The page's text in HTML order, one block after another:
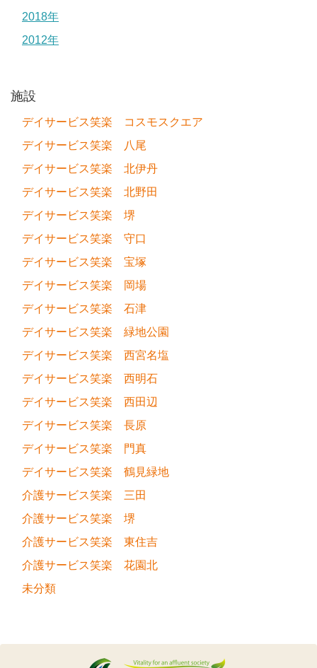
2018年
2012年
施設
デイサービス笑楽 コスモスクエア
デイサービス笑楽 八尾
デイサービス笑楽 北伊丹
デイサービス笑楽 北野田
デイサービス笑楽 堺
デイサービス笑楽 守口
デイサービス笑楽 宝塚
デイサービス笑楽 岡場
デイサービス笑楽 石津
デイサービス笑楽 緑地公園
デイサービス笑楽 西宮名塩
デイサービス笑楽 西明石
デイサービス笑楽 西田辺
デイサービス笑楽 長原
デイサービス笑楽 門真
デイサービス笑楽 鶴見緑地
介護サービス笑楽 三田
介護サービス笑楽 堺
介護サービス笑楽 東住吉
介護サービス笑楽 花園北
未分類